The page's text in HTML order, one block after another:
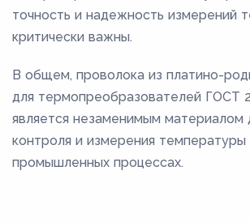
точность и надежность измерений
критически важны.
В общем, проволока из платино-
для термопреобразователей ГОСТ
является незаменимым материалом
контроля и измерения температуры
промышленных процессах.